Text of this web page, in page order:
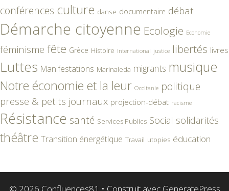
conférences culture danse documentaire débat
Démarche citoyenne Ecologie Economie
féminisme fête Grèce Histoire International justice libertés livres
Luttes Manifestations Marinaleda migrants musique
Notre économie et la leur Occitanie politique
presse & petits journaux projection-débat racisme
Résistance santé Services Publics Social solidarités
théâtre Transition énergétique Travail utopies éducation
© 2026 Confluences81 • Construit avec GeneratePress